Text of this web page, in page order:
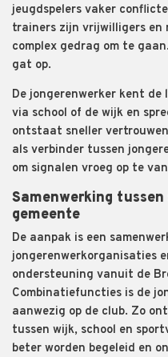
jeugdspelers vaker
trainers zijn vrijwilligers
complex gedrag om te
gat op.
De jongerenwerker kent
via school of de wijk en
ontstaat sneller
als verbinder tussen
om signalen vroeg op te
Samenwerking
gemeente
De aanpak is een
jongerenwerkorganisaties
ondersteuning vanuit de
Combinatiefuncties is de
aanwezig op de club. Zo
tussen wijk, school en
beter worden begeleid en